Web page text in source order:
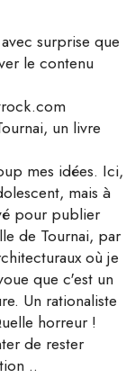
surprise que
le contenu
un livre
mes idées. Ici,
mais à
pour publier
de Tournai, par
où je
que c'est un
Un rationaliste
horreur !
de rester
..